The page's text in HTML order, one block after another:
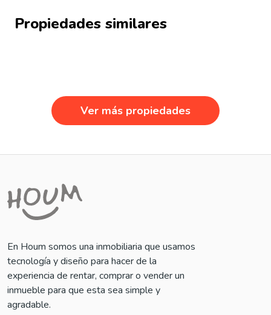
Propiedades similares
Ver más propiedades
En Houm somos una inmobiliaria que usamos
tecnología y diseño para hacer de la
experiencia de rentar, comprar o vender un
inmueble para que esta sea simple y
agradable.